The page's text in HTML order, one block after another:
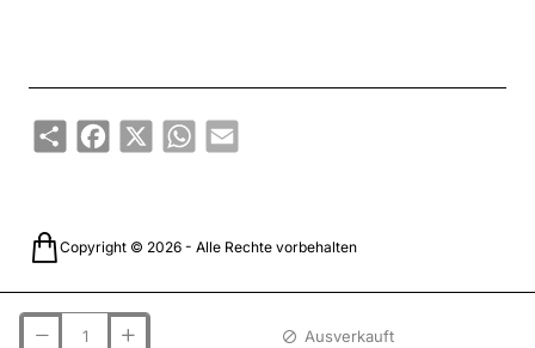
Ausverkauft
ShareFacebook
X WhatsApp
Email
Copyright © 2026 - Alle Rechte vorbehalten